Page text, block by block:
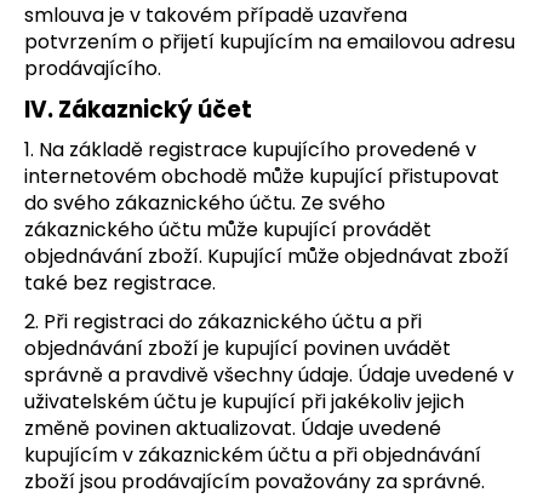
smlouva je v takovém případě uzavřena
potvrzením o přijetí kupujícím na emailovou adresu
prodávajícího.
IV. Zákaznický účet
1. Na základě registrace kupujícího provedené v
internetovém obchodě může kupující přistupovat
do svého zákaznického účtu. Ze svého
zákaznického účtu může kupující provádět
objednávání zboží. Kupující může objednávat zboží
také bez registrace.
2. Při registraci do zákaznického účtu a při
objednávání zboží je kupující povinen uvádět
správně a pravdivě všechny údaje. Údaje uvedené v
uživatelském účtu je kupující při jakékoliv jejich
změně povinen aktualizovat. Údaje uvedené
kupujícím v zákaznickém účtu a při objednávání
zboží jsou prodávajícím považovány za správné.